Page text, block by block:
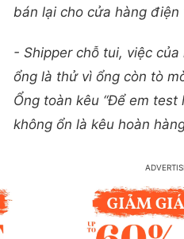
bán lại cho cửa hàng
- Shipper chỗ tui, việc
ổng là thử vì ổng còn tò
Ổng toàn kêu “Để em test
không ổn là kêu hoàn